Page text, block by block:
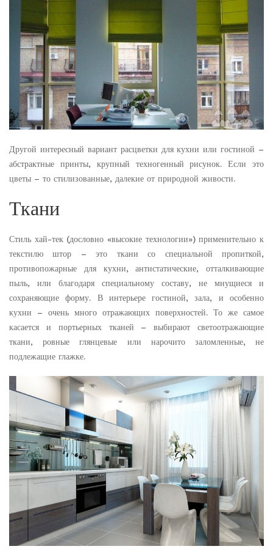
Другой интересный вариант расцветки для кухни или гостиной –
абстрактные принты, крупный техногенный рисунок. Если это
цветы – то стилизованные, далекие от природной живости.
Ткани
Стиль хай-тек (дословно «высокие технологии») применительно к
текстилю штор – это ткани со специальной пропиткой,
противопожарные для кухни, антистатические, отталкивающие
пыль, или благодаря специальному составу, не мнущиеся и
сохраняющие форму. В интерьере гостиной, зала, и особенно
кухни – очень много отражающих поверхностей. То же самое
касается и портьерных тканей – выбирают светоотражающие
ткани, ровные глянцевые или нарочито заломленные, не
подлежащие глажке.